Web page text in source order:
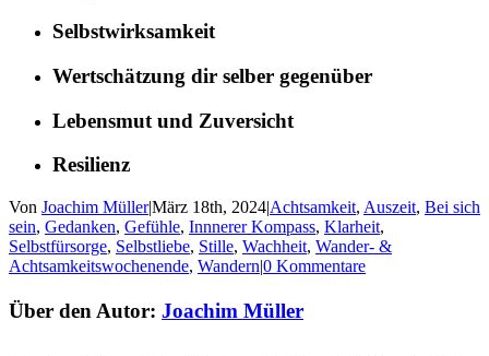
Selbstwirksamkeit
Wertschätzung dir selber gegenüber
Lebensmut und Zuversicht
Resilienz
Von Joachim Müller|März 18th, 2024|Achtsamkeit, Auszeit, Bei sich
sein, Gedanken, Gefühle, Innnerer Kompass, Klarheit,
Selbstfürsorge, Selbstliebe, Stille, Wachheit, Wander- &
Achtsamkeitswochenende, Wandern|0 Kommentare
Über den Autor: Joachim Müller